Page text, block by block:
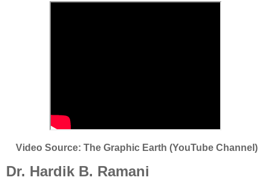
Video Source: The Graphic Earth (YouTube Channel)
Dr. Hardik B. Ramani